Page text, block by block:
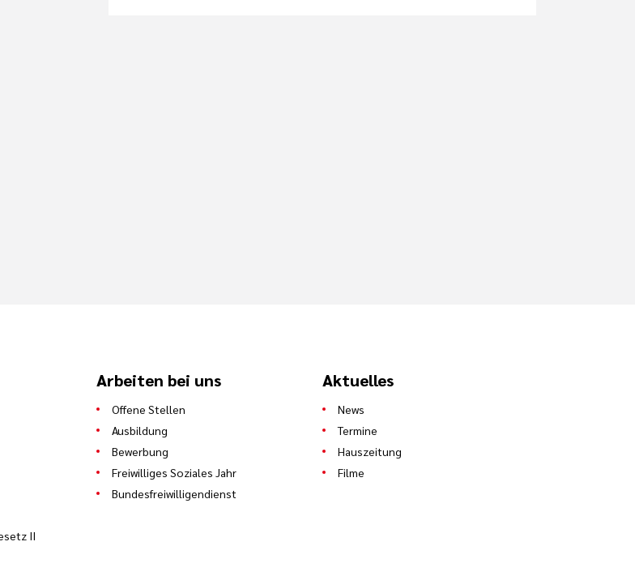
II
Arbeiten bei uns
Offene Stellen
Ausbildung
Bewerbung
Freiwilliges Soziales Jahr
Bundesfreiwilligendienst
Aktuelles
News
Termine
Hauszeitung
Filme